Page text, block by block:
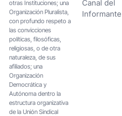
otras Instituciones; una
Organización Pluralista,
con profundo respeto a
las convicciones
políticas, filosóficas,
religiosas, o de otra
naturaleza, de sus
afiliados; una
Organización
Democrática y
Autónoma dentro la
estructura organizativa
de la Unión Sindical
Canal del
Informante